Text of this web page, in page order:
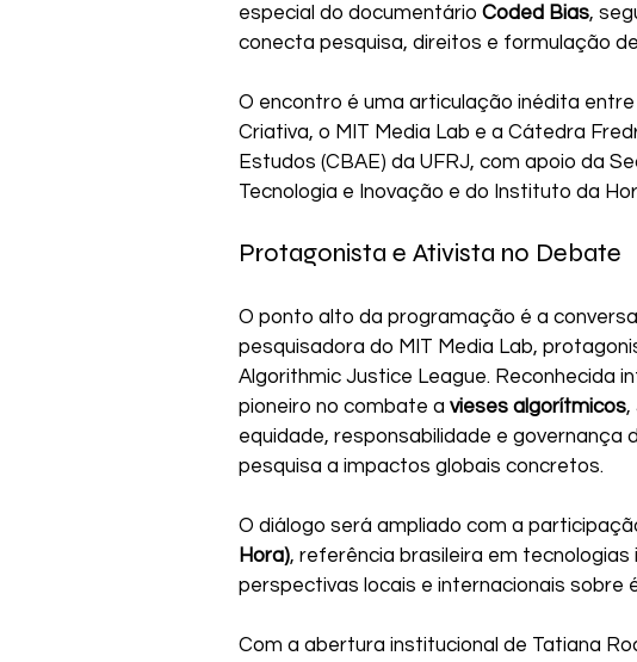
especial do documentário Coded Bias,
conecta pesquisa, direitos e formulação
O encontro é uma articulação inédita
Criativa, o MIT Media Lab e a Cátedra
Estudos (CBAE) da UFRJ, com apoio da
Tecnologia e Inovação e do Instituto da
Protagonista e Ativista no Debate
O ponto alto da programação é a
pesquisadora do MIT Media Lab,
Algorithmic Justice League. Reconhecida
pioneiro no combate a vieses algorítmicos,
equidade, responsabilidade e governança
pesquisa a impactos globais concretos.
O diálogo será ampliado com a
Hora), referência brasileira em tecnologias
perspectivas locais e internacionais sobre
Com a abertura institucional de Tatiana